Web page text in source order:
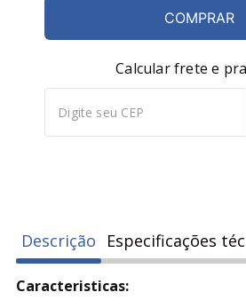
COMPRAR
Calcular frete e
Descrição Especificações
Caracteristicas: